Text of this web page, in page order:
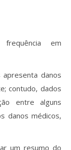
em
danos
contudo, dados
entre alguns
danos médicos,
um resumo do